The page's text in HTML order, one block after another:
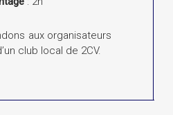
aux organisateurs
club local de 2CV.